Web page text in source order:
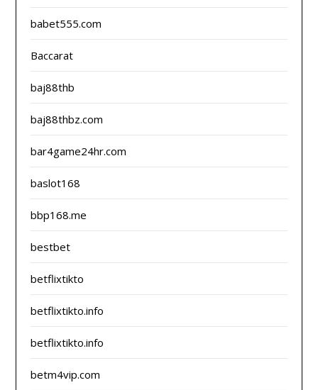
babet555.com
Baccarat
baj88thb
baj88thbz.com
bar4game24hr.com
baslot168
bbp168.me
bestbet
betflixtikto
betflixtikto.info
betflixtikto.info
betm4vip.com